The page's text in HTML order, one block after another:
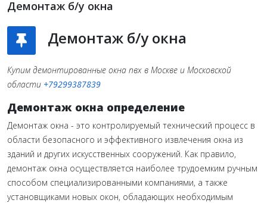
Демонтаж б/у окна
Демонтаж б/у окна
Купим демонтированные окна пвх в Москве и Московской
области +79299387839
Демонтаж окна определение
Демонтаж окна - это контролируемый технический процесс в
области безопасного и эффективного извлечения окна из
зданий и других искусственных сооружений. Как правило,
демонтаж окна осуществляется наиболее трудоемким ручным
способом специализированными компаниями, а также
установщиками новых окон, обладающих необходимым